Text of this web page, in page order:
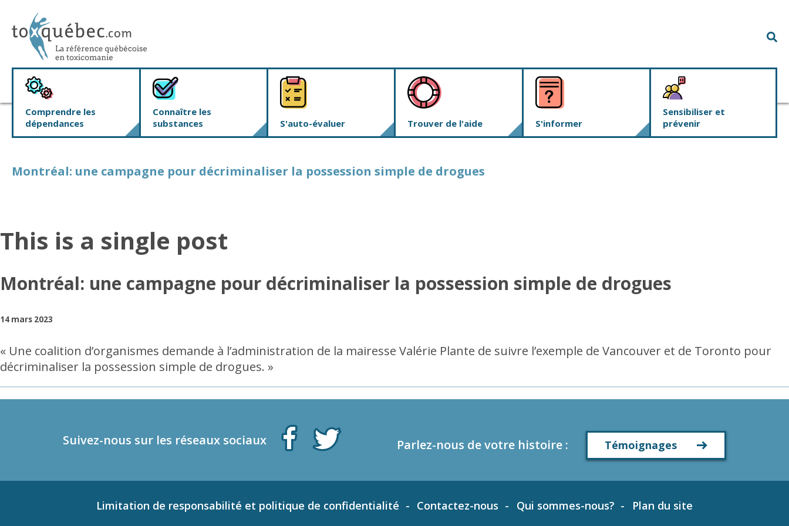
Comprendre les
dépendances
Connaître les
substances
S'auto-évaluer Trouver de l'aide S'informer
Sensibiliser et
prévenir
Montréal: une campagne pour décriminaliser la possession simple de drogues
This is a single post
Montréal: une campagne pour décriminaliser la possession simple de drogues
14 mars 2023
« Une coalition d’organismes demande à l’administration de la mairesse Valérie Plante de suivre l’exemple de Vancouver et de Toronto pour
décriminaliser la possession simple de drogues. »
Suivez-nous sur les réseaux sociaux Parlez-nous de votre histoire : Témoignages
Limitation de responsabilité et politique de confidentialité Contactez-nous Qui sommes-nous? Plan du site